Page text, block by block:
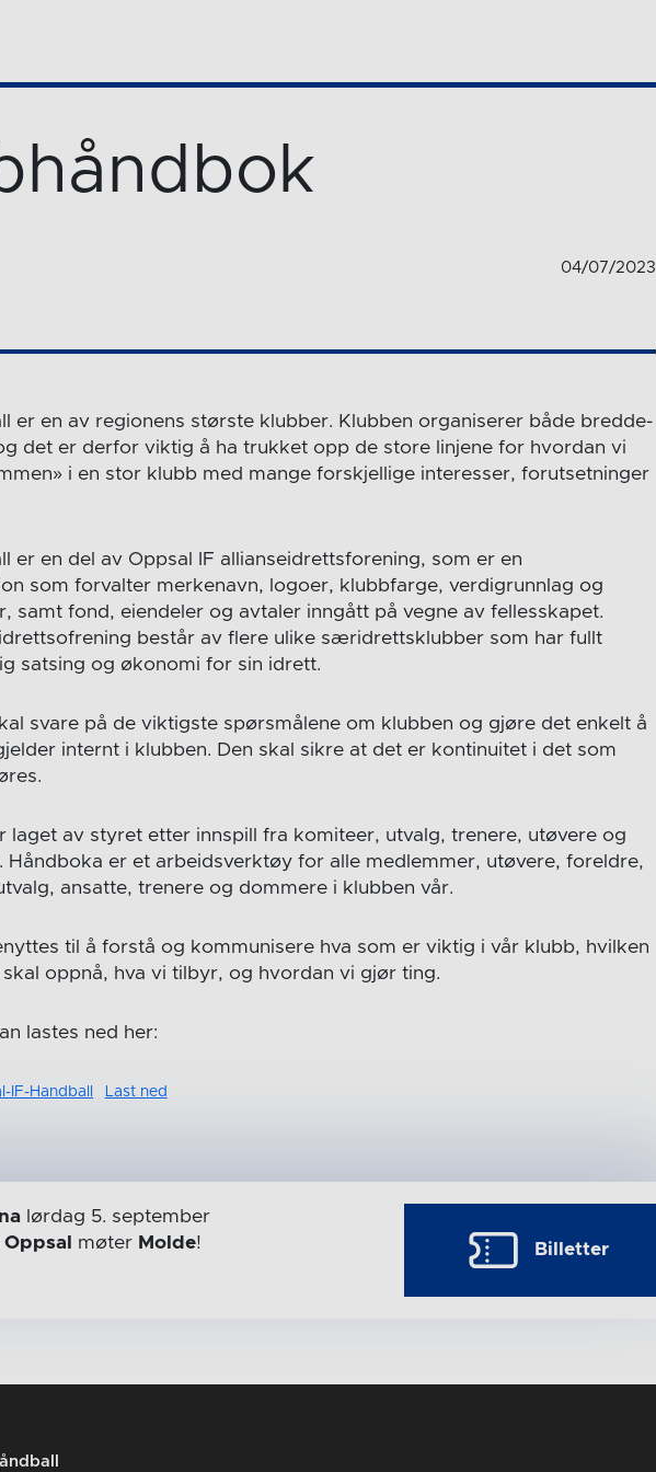
04/07/2023
er en av regionens største klubber. Klubben organiserer både bredde-
det er derfor viktig å ha trukket opp de store linjene for hvordan vi
i en stor klubb med mange forskjellige interesser, forutsetninger
er en del av Oppsal IF allianseidrettsforening, som er en
som forvalter merkenavn, logoer, klubbfarge, verdigrunnlag og
samt fond, eiendeler og avtaler inngått på vegne av fellesskapet.
består av flere ulike særidrettsklubber som har fullt
satsing og økonomi for sin idrett.
svare på de viktigste spørsmålene om klubben og gjøre det enkelt å
internt i klubben. Den skal sikre at det er kontinuitet i det som
laget av styret etter innspill fra komiteer, utvalg, trenere, utøvere og
Håndboka er et arbeidsverktøy for alle medlemmer, utøvere, foreldre,
ansatte, trenere og dommere i klubben vår.
til å forstå og kommunisere hva som er viktig i vår klubb, hvilken
oppnå, hva vi tilbyr, og hvordan vi gjør ting.
lastes ned her:
IF-Handball Last ned
lørdag 5. september
Oppsal møter Molde! Billetter